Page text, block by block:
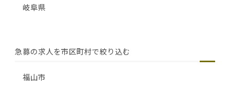
岐阜県
急募の求人を市区町村で絞り込む
福山市